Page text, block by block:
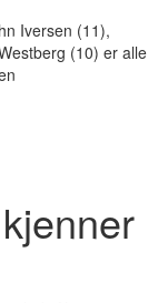
Iversen (11),
(10) er alle